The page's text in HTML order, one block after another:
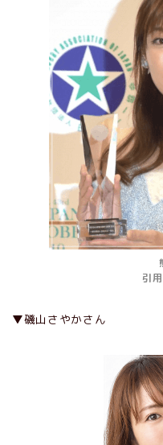
引
▼磯山さやかさん